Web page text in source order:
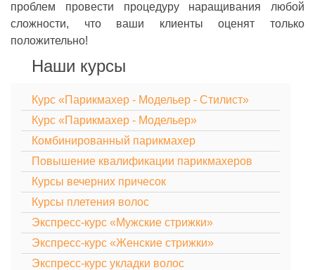
проблем провести процедуру наращивания любой
сложности, что ваши клиенты оценят только
положительно!
Наши курсы
Курс «Парикмахер - Модельер - Стилист»
Курс «Парикмахер - Модельер»
Комбинированный парикмахер
Повышение квалификации парикмахеров
Курсы вечерних причесок
Курсы плетения волос
Экспресс-курс «Мужские стрижки»
Экспресс-курс «Женские стрижки»
Экспресс-курс укладки волос